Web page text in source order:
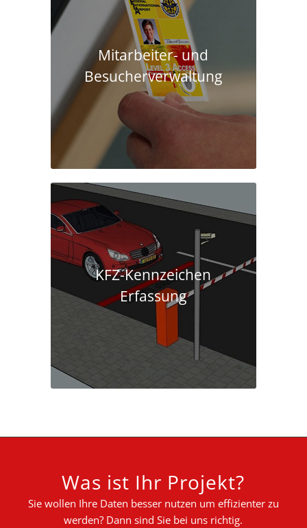
Mitarbeiter- und
Besucherverwaltung
KFZ-Kennzeichen
Erfassung
Was ist Ihr Projekt?
Sie wollen Ihre Daten besser nutzen um effizienter zu
werden? Dann sind Sie bei uns richtig.